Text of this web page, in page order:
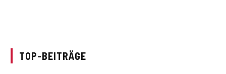
TOP-BEITRÄGE